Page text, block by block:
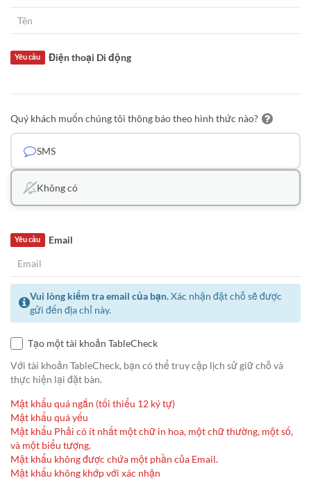
Điện thoại Di động
Yêu cầu
Quý khách muốn chúng tôi thông báo theo hình thức nào?
SMS
Không có
Email
Yêu cầu
Vui lòng kiểm tra email của bạn.Xác nhận đặt chỗ sẽ được
gửi đến địa chỉ này.
Tạo một tài khoản TableCheck
Với tài khoản TableCheck, bạn có thể truy cập lịch sử giữ chỗ và
thực hiện lại đặt bàn.
Mật khẩu quá ngắn (tối thiểu 12 ký tự)
Mật khẩu quá yếu
Mật khẩu Phải có ít nhất một chữ in hoa, một chữ thường, một số,
và một biểu tượng.
Mật khẩu không được chứa một phần của Email.
Mật khẩu không khớp với xác nhận